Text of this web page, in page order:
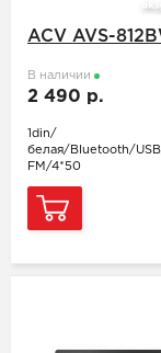
ACV AVS-
В наличии
2 490 р.
1din/
белая/Bluetooth/
FM/4*50